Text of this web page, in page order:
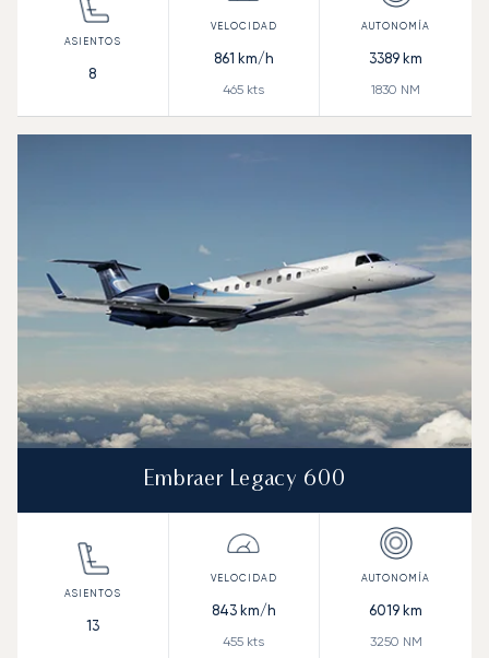
8
861 km/h
465 kts
3389 km
1830 NM
Embraer Legacy 600
13
843km/h
455 kts
6019 km
3250 NM